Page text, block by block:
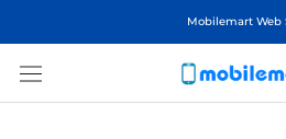
Mobilemart Web